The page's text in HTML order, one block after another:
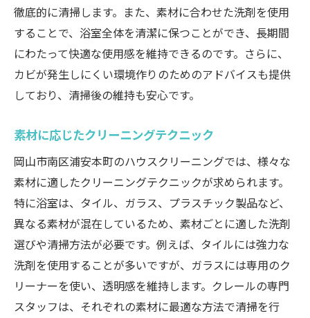
徹底的に清掃します。また、素材に合わせた洗剤を使用
することで、浴室全体を清潔に保つことができ、長期間
にわたって快適な使用感を維持できるのです。さらに、
カビが発生しにくい環境作りのためのアドバイスも提供
しており、清掃後の維持も安心です。
素材に応じたクリーニングテクニック
岡山市南区浦安本町のハウスクリーニングでは、様々な
素材に適したクリーニングテクニックが求められます。
特に浴室は、タイル、ガラス、プラスチック製品など、
異なる素材が混在しているため、素材ごとに適した洗剤
選びや清掃方法が必要です。例えば、タイルには強力な
洗剤を使用することが多いですが、ガラスには専用のク
リーナーを使い、透明感を維持します。クレールの専門
スタッフは、それぞれの素材に最適な方法で清掃を行